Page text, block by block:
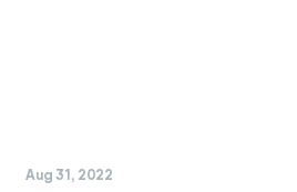
#chantier #
Aug 31, 2022